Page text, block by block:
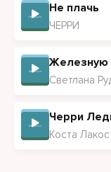
Не плачь
ЧЕРРИ
Железную
Светлана
Черри
Коста